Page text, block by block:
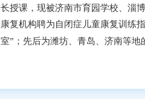
长授课，现被济南市育园学校、淄
康复机构聘为自闭症儿童康复训练
室” ； 先后为潍坊、青岛、济南等地